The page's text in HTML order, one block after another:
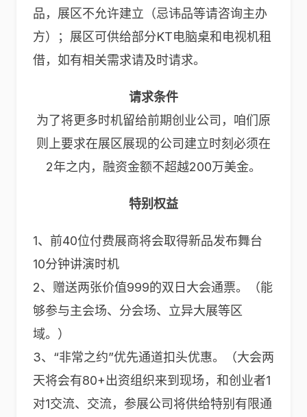
品，展区不允许建立（忌讳品等请咨询主办
方）；展区可供给部分KT电脑桌和电视机租
借，如有相关需求请及时请求。
请求条件
为了将更多时机留给前期创业公司，咱们原
则上要求在展区展现的公司建立时刻必须在
2年之内，融资金额不超越200万美金。
特别权益
1、前40位付费展商将会取得新品发布舞台
10分钟讲演时机
2、赠送两张价值999的双日大会通票。（能
够参与主会场、分会场、立异大展等区
域。）
3、“非常之约”优先通道扣头优惠。（大会两
天将会有80+出资组织来到现场，和创业者1
对1交流、交流，参展公司将供给特别有限通